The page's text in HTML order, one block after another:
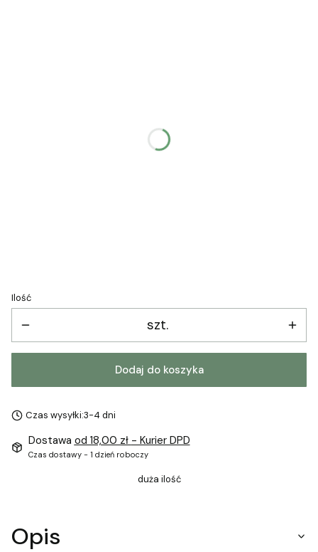
Ilość
szt.
Dodaj do koszyka
Czas wysyłki:3-4 dni
Dostawa od 18,00 zł - Kurier DPD
Czas dostawy - 1 dzień roboczy
duża ilość
Opis